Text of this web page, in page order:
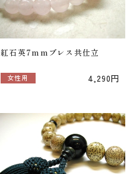
紅石英7mmブレス共仕立
4,290円
女性用